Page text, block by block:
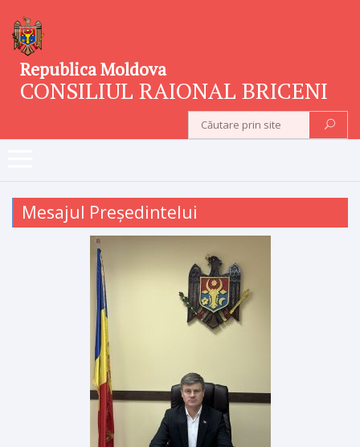
Republica Moldova
CONSILIUL RAIONAL BRICENI
Mesajul Președintelui